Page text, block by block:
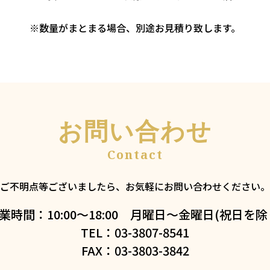
※数量がまとまる場合、別途お見積り致します。
お問い合わせ
ご不明点等ございましたら、お気軽にお問い合わせください。
時間：10:00～18:00 月曜日～金曜日(祝日を
TEL：03-3807-8541
FAX：03-3803-3842